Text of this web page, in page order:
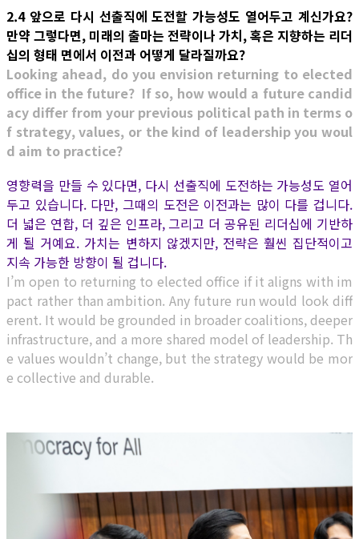
2.4 앞으로 다시 선출직에 도전할 가능성도 열어두고 계신가요?
만약 그렇다면, 미래의 출마는 전략이나 가치, 혹은 지향하는 리더
십의 형태 면에서 이전과 어떻게 달라질까요?
Looking ahead, do you envision returning to elected
office in the future? If so, how would a future candid
acy differ from your previous political path in terms o
f strategy, values, or the kind of leadership you woul
d aim to practice?
영향력을 만들 수 있다면, 다시 선출직에 도전하는 가능성도 열어
두고 있습니다. 다만, 그때의 도전은 이전과는 많이 다를 겁니다.
더 넓은 연합, 더 깊은 인프라, 그리고 더 공유된 리더십에 기반하
게 될 거예요. 가치는 변하지 않겠지만, 전략은 훨씬 집단적이고
지속 가능한 방향이 될 겁니다.
I’m open to returning to elected office if it aligns with im
pact rather than ambition. Any future run would look diff
erent. It would be grounded in broader coalitions, deeper
infrastructure, and a more shared model of leadership. Th
e values wouldn’t change, but the strategy would be mor
e collective and durable.